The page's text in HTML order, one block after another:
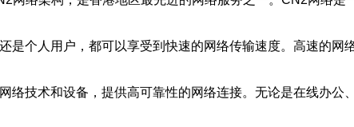
个人用户，都可以享受到快速的网络传输速度。高速的网
技术和设备，提供高可靠性的网络连接。无论是在线办公